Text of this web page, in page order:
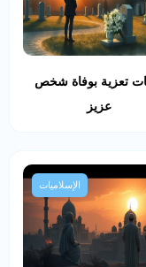
تعزية بوفاة شخص
عزيز
الإسلاميات